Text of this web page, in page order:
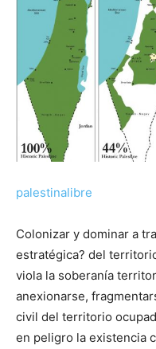
palestinalibre
Colonizar y dominar a
estratégica? del
viola la soberanía
anexionarse,
civil del territorio
en peligro la existencia